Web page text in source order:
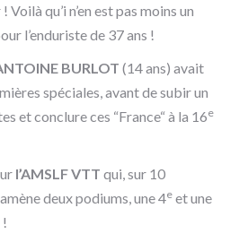
! Voilà qu’i n’en est pas moins un
l’enduriste de 37 ans !
BURLOT (14 ans) avait
spéciales, avant de subir un
et conclure ces “France“ à la 16e
l’AMSLF VTT qui, sur 10
deux podiums, une 4e et une